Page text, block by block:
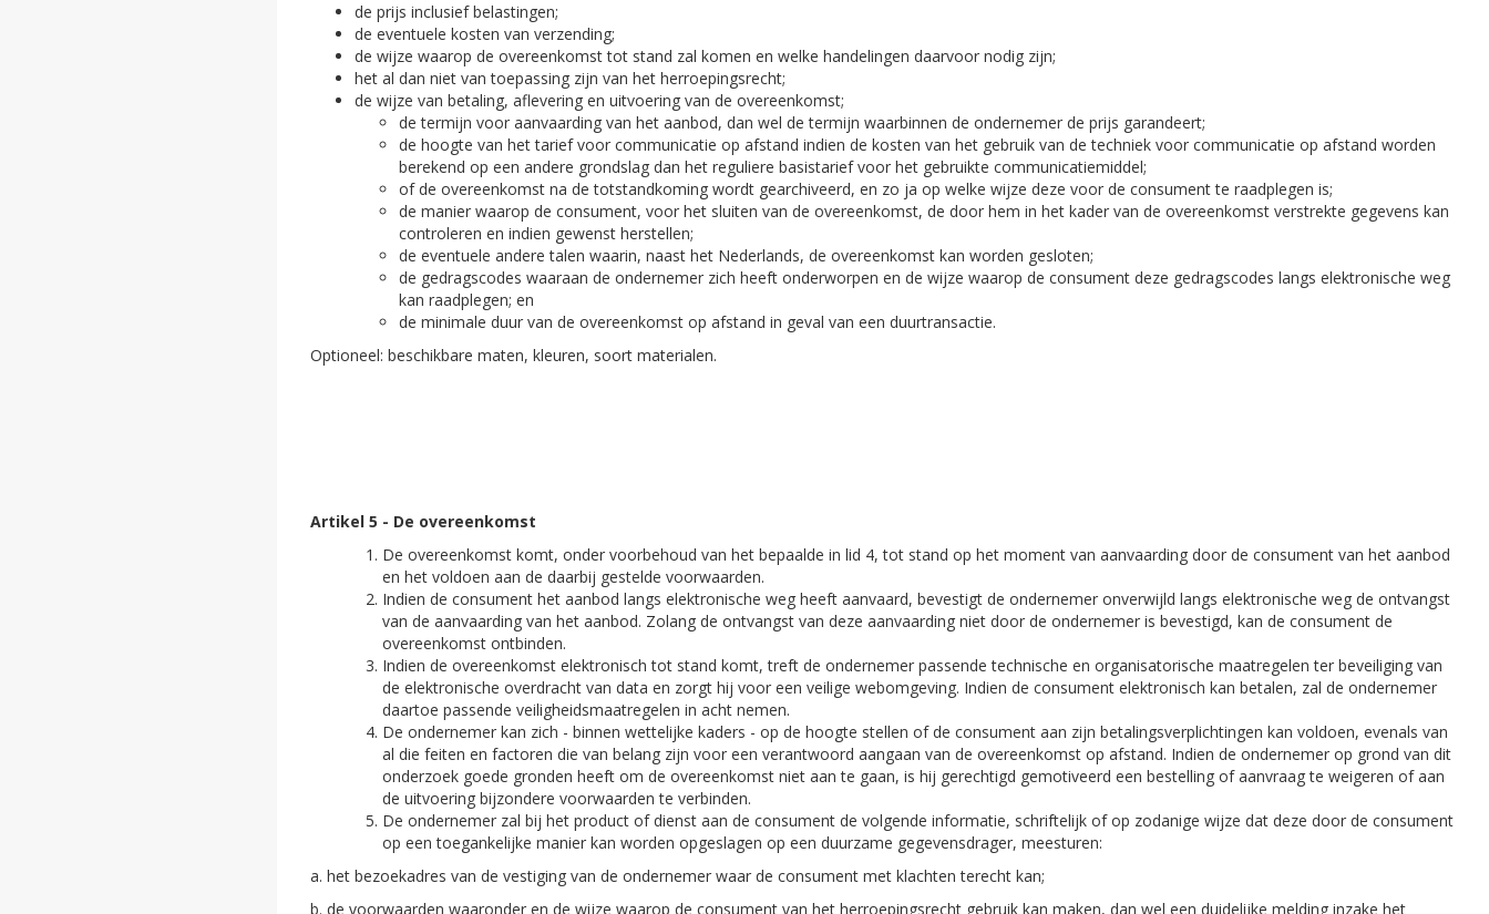
de prijs inclusief belastingen;
de eventuele kosten van verzending;
de wijze waarop de overeenkomst tot stand zal komen en welke handelingen daarvoor nodig zijn;
het al dan niet van toepassing zijn van het herroepingsrecht;
de wijze van betaling, aflevering en uitvoering van de overeenkomst;
de termijn voor aanvaarding van het aanbod, dan wel de termijn waarbinnen de ondernemer de prijs garandeert;
de hoogte van het tarief voor communicatie op afstand indien de kosten van het gebruik van de techniek voor communicatie op afstand worden
berekend op een andere grondslag dan het reguliere basistarief voor het gebruikte communicatiemiddel;
of de overeenkomst na de totstandkoming wordt gearchiveerd, en zo ja op welke wijze deze voor de consument te raadplegen is;
de manier waarop de consument, voor het sluiten van de overeenkomst, de door hem in het kader van de overeenkomst verstrekte gegevens kan
controleren en indien gewenst herstellen;
de eventuele andere talen waarin, naast het Nederlands, de overeenkomst kan worden gesloten;
de gedragscodes waaraan de ondernemer zich heeft onderworpen en de wijze waarop de consument deze gedragscodes langs elektronische weg
kan raadplegen; en
de minimale duur van de overeenkomst op afstand in geval van een duurtransactie.
Optioneel: beschikbare maten, kleuren, soort materialen.
Artikel 5 - De overeenkomst
De overeenkomst komt, onder voorbehoud van het bepaalde in lid 4, tot stand op het moment van aanvaarding door de consument van het aanbod
en het voldoen aan de daarbij gestelde voorwaarden.
Indien de consument het aanbod langs elektronische weg heeft aanvaard, bevestigt de ondernemer onverwijld langs elektronische weg de ontvangst
van de aanvaarding van het aanbod. Zolang de ontvangst van deze aanvaarding niet door de ondernemer is bevestigd, kan de consument de
overeenkomst ontbinden.
Indien de overeenkomst elektronisch tot stand komt, treft de ondernemer passende technische en organisatorische maatregelen ter beveiliging van
de elektronische overdracht van data en zorgt hij voor een veilige webomgeving. Indien de consument elektronisch kan betalen, zal de ondernemer
daartoe passende veiligheidsmaatregelen in acht nemen.
De ondernemer kan zich - binnen wettelijke kaders - op de hoogte stellen of de consument aan zijn betalingsverplichtingen kan voldoen, evenals van
al die feiten en factoren die van belang zijn voor een verantwoord aangaan van de overeenkomst op afstand. Indien de ondernemer op grond van dit
onderzoek goede gronden heeft om de overeenkomst niet aan te gaan, is hij gerechtigd gemotiveerd een bestelling of aanvraag te weigeren of aan
de uitvoering bijzondere voorwaarden te verbinden.
De ondernemer zal bij het product of dienst aan de consument de volgende informatie, schriftelijk of op zodanige wijze dat deze door de consument
op een toegankelijke manier kan worden opgeslagen op een duurzame gegevensdrager, meesturen:
a. het bezoekadres van de vestiging van de ondernemer waar de consument met klachten terecht kan;
b. de voorwaarden waaronder en de wijze waarop de consument van het herroepingsrecht gebruik kan maken, dan wel een duidelijke melding inzake het